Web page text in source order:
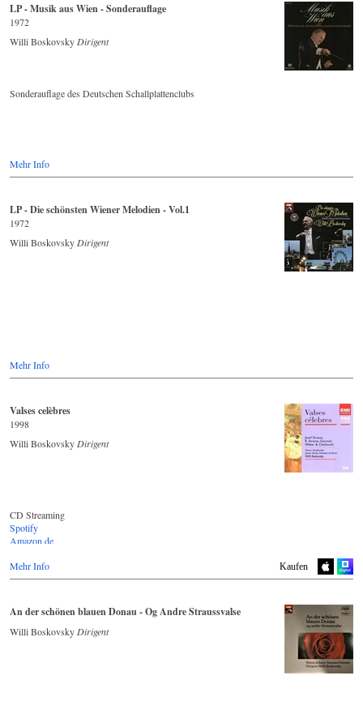
LP - Musik aus Wien - Sonderauflage
1972
Willi Boskovsky Dirigent
Sonderauflage des Deutschen Schallplattenclubs
Mehr Info
LP - Die schönsten Wiener Melodien - Vol.1
1972
Willi Boskovsky Dirigent
Mehr Info
Valses celèbres
1998
Willi Boskovsky Dirigent
CD Streaming
Spotify
Amazon.de
Deezer.com
Apple Music
Kaufen
Mehr Info
An der schönen blauen Donau - Og Andre Straussvalse
Willi Boskovsky Dirigent